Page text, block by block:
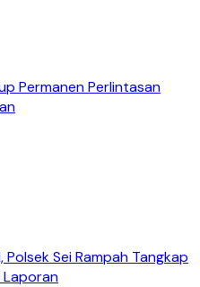
Permanen Perlintasan
Sei Rampah Tangkap
Laporan